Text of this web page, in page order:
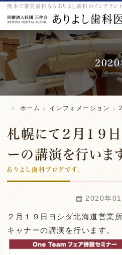
2020
ホーム インフォメーション
札幌にて２月１９
ーの講演を行います
ありよし歯科ブログです。
2020年01
２月１９日ヨシダ北海道営業
キャナーの講演を行います。